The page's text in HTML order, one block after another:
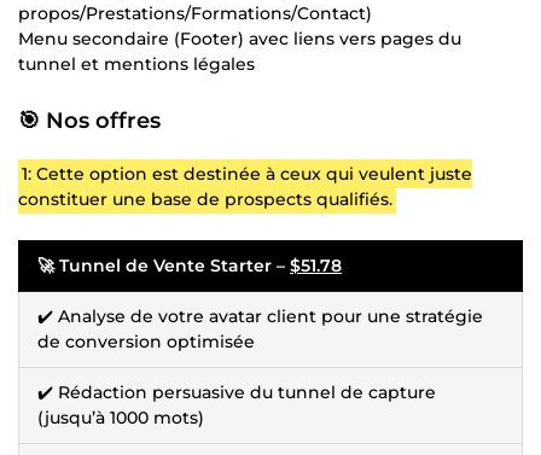
propos/Prestations/Formations/Contact)
Menu secondaire (Footer) avec liens vers pages du
tunnel et mentions légales
🎯 Nos offres
1: Cette option est destinée à ceux qui veulent juste
constituer une base de prospects qualifiés.
🚀 Tunnel de Vente Starter – $51.78
✔️ Analyse de votre avatar client pour une stratégie
de conversion optimisée
✔️ Rédaction persuasive du tunnel de capture
(jusqu’à 1000 mots)